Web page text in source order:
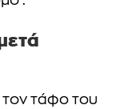
τον τάφο του